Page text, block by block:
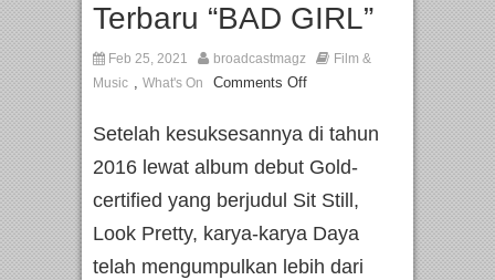
Jakarta dengan Ribuan Mainan dan Produk Bayi dari Seluruh Dunia,
Terbaru “BAD GIRL”
Feb 25, 2021 broadcastmagz
Film &
Music , What's On Comments Off
Setelah kesuksesannya di tahun
2016 lewat album debut Gold-
certified yang berjudul Sit Still,
Look Pretty, karya-karya Daya
telah mengumpulkan lebih dari